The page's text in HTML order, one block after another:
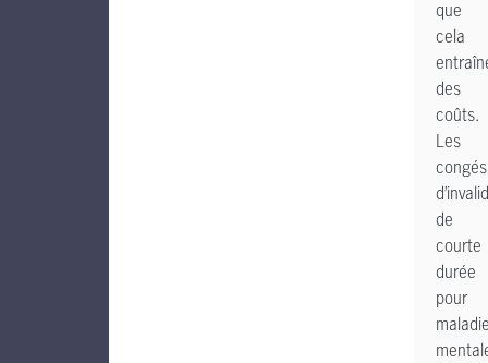
que
cela
des
coûts.
Les
congés
de
courte
durée
pour